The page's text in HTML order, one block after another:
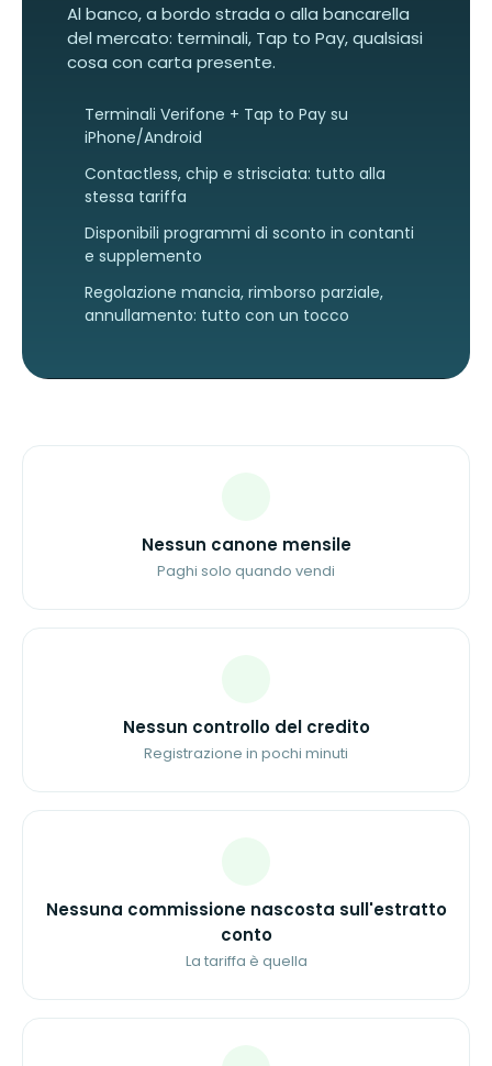
Al banco, a bordo strada o alla bancarella
del mercato: terminali, Tap to Pay, qualsiasi
cosa con carta presente.
Terminali Verifone + Tap to Pay su
iPhone/Android
Contactless, chip e strisciata: tutto alla
stessa tariffa
Disponibili programmi di sconto in contanti
e supplemento
Regolazione mancia, rimborso parziale,
annullamento: tutto con un tocco
Nessun canone mensile
Paghi solo quando vendi
Nessun controllo del credito
Registrazione in pochi minuti
Nessuna commissione nascosta sull'estratto
conto
La tariffa è quella